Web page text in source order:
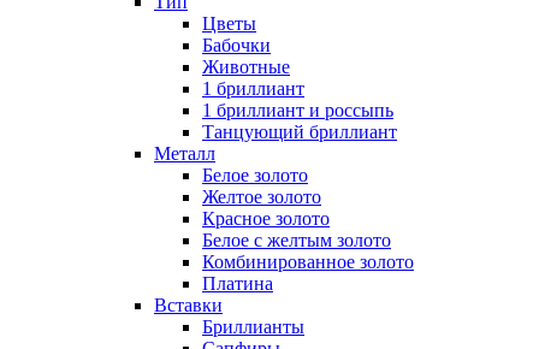
Цветы
Бабочки
Животные
1 бриллиант
1 бриллиант и россыпь
Танцующий бриллиант
Металл
Белое золото
Желтое золото
Красное золото
Белое с желтым золото
Комбинированное золото
Платина
Вставки
Бриллианты